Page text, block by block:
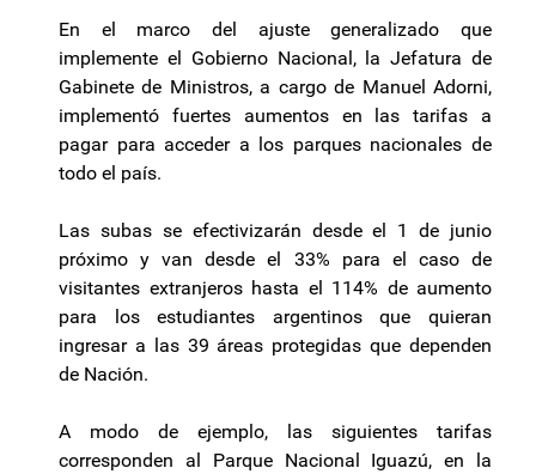
En el marco del ajuste generalizado que
implemente el Gobierno Nacional, la Jefatura de
Gabinete de Ministros, a cargo de Manuel Adorni,
implementó fuertes aumentos en las tarifas a
pagar para acceder a los parques nacionales de
todo el país.
Las subas se efectivizarán desde el 1 de junio
próximo y van desde el 33% para el caso de
visitantes extranjeros hasta el 114% de aumento
para los estudiantes argentinos que quieran
ingresar a las 39 áreas protegidas que dependen
de Nación.
A modo de ejemplo, las siguientes tarifas
corresponden al Parque Nacional Iguazú, en la